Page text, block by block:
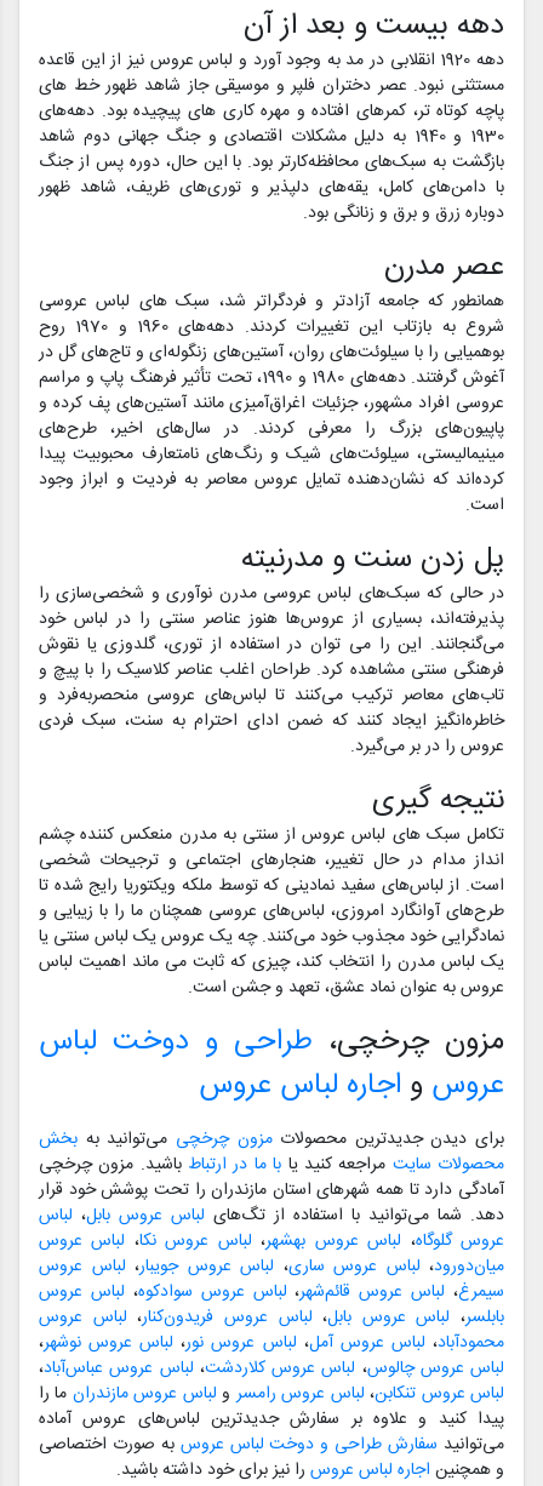
دهه بیست و بعد از آن
دهه 1920 انقلابی در مد به وجود آورد و لباس عروس نیز از این قاعده
مستثنی نبود. عصر دختران فلپر و موسیقی جاز شاهد ظهور خط های
پاچه کوتاه تر، کمرهای افتاده و مهره کاری های پیچیده بود. دهه‌های
1930 و 1940 به دلیل مشکلات اقتصادی و جنگ جهانی دوم شاهد
بازگشت به سبک‌های محافظه‌کارتر بود. با این حال، دوره پس از جنگ
با دامن‌های کامل، یقه‌های دلپذیر و توری‌های ظریف، شاهد ظهور
دوباره زرق و برق و زنانگی بود.
عصر مدرن
همانطور که جامعه آزادتر و فردگراتر شد، سبک های لباس عروسی
شروع به بازتاب این تغییرات کردند. دهه‌های 1960 و 1970 روح
بوهمیایی را با سیلوئت‌های روان، آستین‌های زنگوله‌ای و تاج‌های گل در
آغوش گرفتند. دهه‌های 1980 و 1990، تحت تأثیر فرهنگ پاپ و مراسم
عروسی افراد مشهور، جزئیات اغراق‌آمیزی مانند آستین‌های پف کرده و
پاپیون‌های بزرگ را معرفی کردند. در سال‌های اخیر، طرح‌های
مینیمالیستی، سیلوئت‌های شیک و رنگ‌های نامتعارف محبوبیت پیدا
کرده‌اند که نشان‌دهنده تمایل عروس معاصر به فردیت و ابراز وجود
است.
پل زدن سنت و مدرنیته
در حالی که سبک‌های لباس عروسی مدرن نوآوری و شخصی‌سازی را
پذیرفته‌اند، بسیاری از عروس‌ها هنوز عناصر سنتی را در لباس خود
می‌گنجانند. این را می توان در استفاده از توری، گلدوزی یا نقوش
فرهنگی سنتی مشاهده کرد. طراحان اغلب عناصر کلاسیک را با پیچ و
تاب‌های معاصر ترکیب می‌کنند تا لباس‌های عروسی منحصربه‌فرد و
خاطره‌انگیز ایجاد کنند که ضمن ادای احترام به سنت، سبک فردی
عروس را در بر می‌گیرد.
نتیجه گیری
تکامل سبک های لباس عروس از سنتی به مدرن منعکس کننده چشم
انداز مدام در حال تغییر، هنجارهای اجتماعی و ترجیحات شخصی
است. از لباس‌های سفید نمادینی که توسط ملکه ویکتوریا رایج شده تا
طرح‌های آوانگارد امروزی، لباس‌های عروسی همچنان ما را با زیبایی و
نمادگرایی خود مجذوب خود می‌کنند. چه یک عروس یک لباس سنتی یا
یک لباس مدرن را انتخاب کند، چیزی که ثابت می ماند اهمیت لباس
عروس به عنوان نماد عشق، تعهد و جشن است.
مزون چرخچی، طراحی و دوخت لباس
عروس و اجاره لباس عروس
برای دیدن جدیدترین محصولاتمزون چرخچی می‌توانید به بخش
محصولات سایت مراجعه کنید یا با ما در ارتباط باشید. مزون چرخچی
آمادگی دارد تا همه شهرهای استان مازندران را تحت پوشش خود قرار
دهد. شما می‌توانید با استفاده از تگ‌های لباس عروس بابل، لباس
عروس گلوگاه، لباس عروس بهشهر، لباس عروس نکا، لباس عروس
میان‌دورود، لباس عروس ساری، لباس عروس جویبار، لباس عروس
سیمرغ، لباس عروس قائم‌شهر، لباس عروس سوادکوه، لباس عروس
بابلسر، لباس عروس بابل، لباس عروس فریدون‌کنار، لباس عروس
محمودآباد، لباس عروس آمل، لباس عروس نور، لباس عروس نوشهر،
لباس عروس چالوس، لباس عروس کلاردشت، لباس عروس عباس‌آباد،
لباس عروس تنکابن، لباس عروس رامسر و لباس عروس مازندران ما را
پیدا کنید و علاوه بر سفارش جدیدترین لباس‌های عروس آماده
می‌توانید سفارش طراحی و دوخت لباس عروس به صورت اختصاصی
و همچنین اجاره لباس عروس را نیز برای خود داشته باشید.